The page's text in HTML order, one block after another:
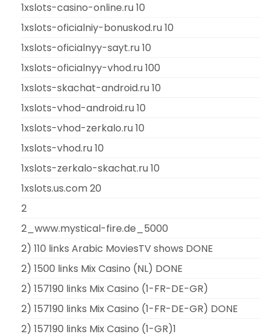
1xslots-casino-online.ru 10
1xslots-oficialniy-bonuskod.ru 10
1xslots-oficialnyy-sayt.ru 10
1xslots-oficialnyy-vhod.ru 100
1xslots-skachat-android.ru 10
1xslots-vhod-android.ru 10
1xslots-vhod-zerkalo.ru 10
1xslots-vhod.ru 10
1xslots-zerkalo-skachat.ru 10
1xslots.us.com 20
2
2_www.mystical-fire.de_5000
2) 110 links Arabic MoviesTV shows DONE
2) 1500 links Mix Casino (NL) DONE
2) 157190 links Mix Casino (1-FR-DE-GR)
2) 157190 links Mix Casino (1-FR-DE-GR) DONE
2) 157190 links Mix Casino (1-GR)1